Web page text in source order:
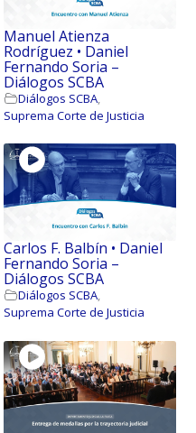
Manuel Atienza
Rodríguez • Daniel
Fernando Soria –
Diálogos SCBA
Diálogos SCBA,
Suprema Corte de Justicia
Carlos F. Balbín • Daniel
Fernando Soria –
Diálogos SCBA
Diálogos SCBA,
Suprema Corte de Justicia